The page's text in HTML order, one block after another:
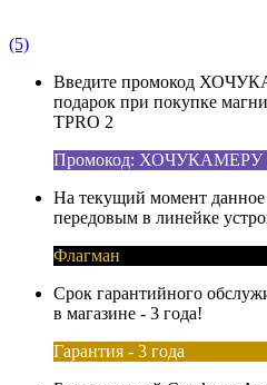
(5)
Введите промокод
подарок при покупке
TPRO 2
Промокод: ХОЧУКАМЕРУ
На текущий момент данное
передовым в линейке
Флагман
Срок гарантийного
в магазине - 3 года!
Гарантия - 3 года